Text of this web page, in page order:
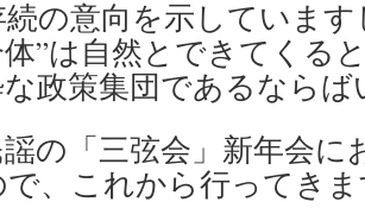
の意向を示していま
体”は自然とできてくる
政策集団であるなら
の「三弦会」新年会
で、これから行ってき